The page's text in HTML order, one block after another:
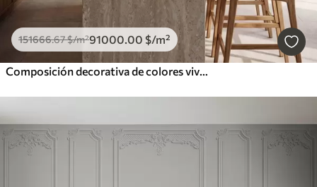
151666.67$/m²91000.00 $/m²
Composición decorativa de colores vivos, al estilo de un mosaico cerámico, con jugosos limones, flores, hojas y ramas